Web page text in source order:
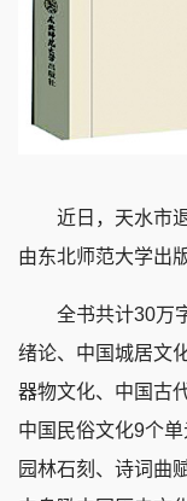
近日，天水市退
由东北师范大学出
全书共计30万字
绪论、中国城居文
器物文化、中国古
中国民俗文化9个
园林石刻、诗词曲